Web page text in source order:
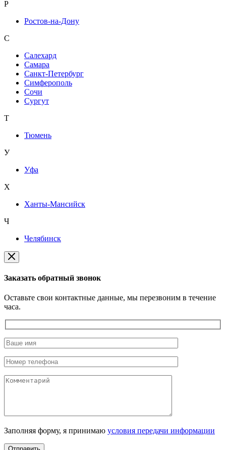
Р
Ростов-на-Дону
С
Салехард
Самара
Санкт-Петербург
Симферополь
Сочи
Сургут
Т
Тюмень
У
Уфа
Х
Ханты-Мансийск
Ч
Челябинск
Заказать обратный звонок
Оставьте свои контактные данные, мы перезвоним в течение
часа.
Заполняя форму, я принимаю условия передачи информации